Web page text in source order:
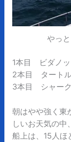
やっ
1本目 ビダノッ
2本目 タートル
3本目 シャー
朝はやや強く東
しいお天気の中
船上は、15人ほ